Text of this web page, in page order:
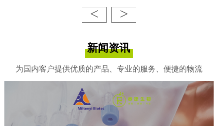
睿杰生物-凋亡/增殖检测试剂
< >
新闻资讯
为国内客户提供优质的产品、专业的服务、便捷的物流